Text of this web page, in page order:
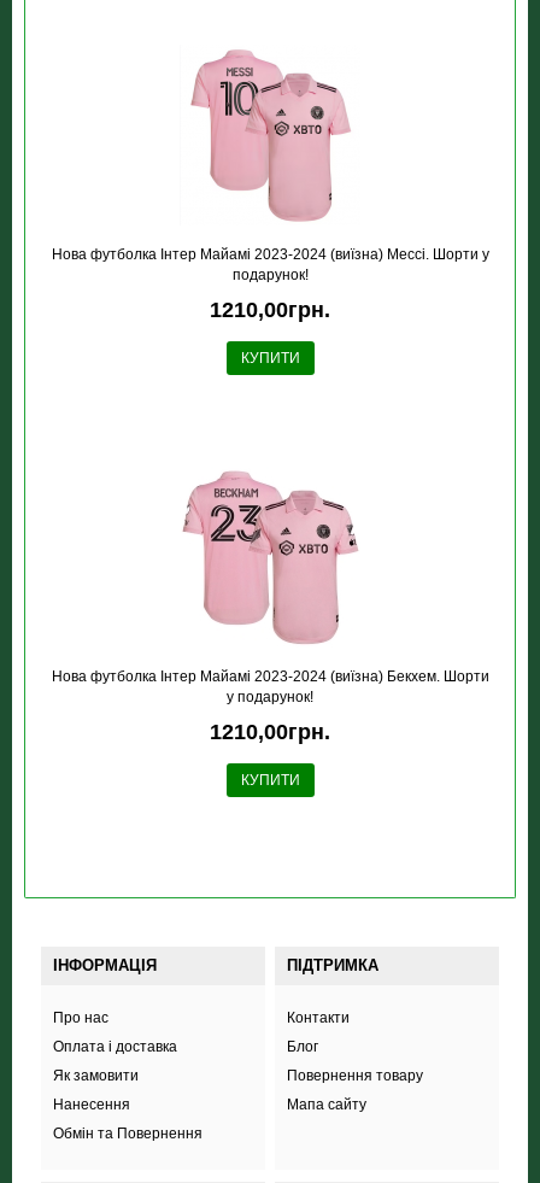
Нова футболка Інтер Майамі 2023-2024 (виїзна) Мессі. Шорти у
подарунок!
1210,00грн.
КУПИТИ
Нова футболка Інтер Майамі 2023-2024 (виїзна) Бекхем. Шорти
у подарунок!
1210,00грн.
КУПИТИ
ІНФОРМАЦІЯ
Про нас
Оплата і доставка
Як замовити
Нанесення
Обмін та Повернення
ПІДТРИМКА
Контакти
Блог
Повернення товару
Мапа сайту